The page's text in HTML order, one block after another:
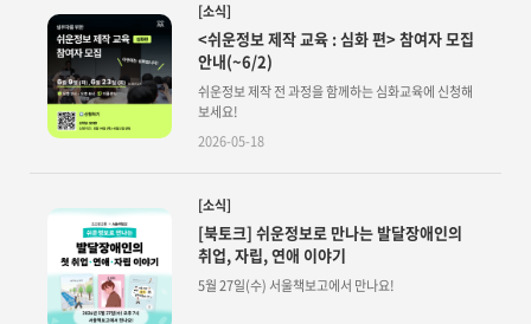
[소식]
<쉬운정보 제작 교육 : 심화 편> 참여자 모집
안내(~6/2)
쉬운정보 제작 전 과정을 함께하는 심화교육에 신청해
보세요!
2026-05-18
[소식]
[북토크] 쉬운정보로 만나는 발달장애인의
취업, 자립, 연애 이야기
5월 27일(수) 서울책보고에서 만나요!